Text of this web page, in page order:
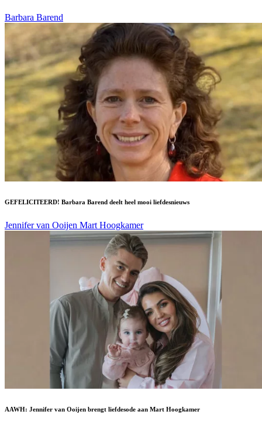
Barbara Barend
GEFELICITEERD! Barbara Barend deelt heel mooi liefdesnieuws
Jennifer van Ooijen Mart Hoogkamer
AAWH: Jennifer van Ooijen brengt liefdesode aan Mart Hoogkamer